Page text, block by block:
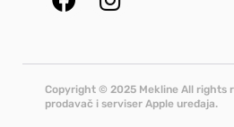
Copyright © 2025 Mekline All rights
prodavač i serviser Apple uređaja.